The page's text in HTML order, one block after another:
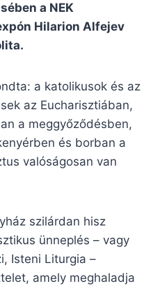
a NEK
Hilarion Alfejev
a katolikusok és az
az Eucharisztiában,
a meggyőződésben,
és borban a
valóságosan van
szilárdan hisz
ünneplés – vagy
Isteni Liturgia –
amely meghaladja